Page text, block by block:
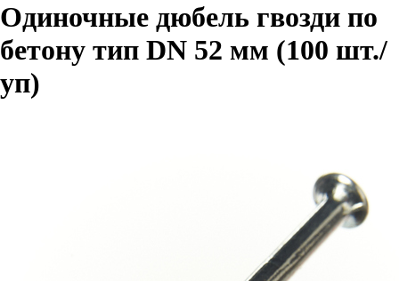
Одиночные дюбель гвозди по
бетону тип DN 52 мм (100 шт./
уп)